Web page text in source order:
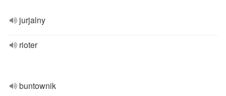
jurjalny
rioter
buntownik